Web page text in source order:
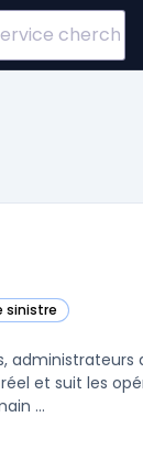
sinistre
administrateurs
et suit les
...